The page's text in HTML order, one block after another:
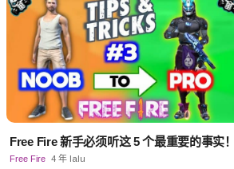
Free Fire 新手必须听这 5 个最重要的事实！
Free Fire 4 年 lalu